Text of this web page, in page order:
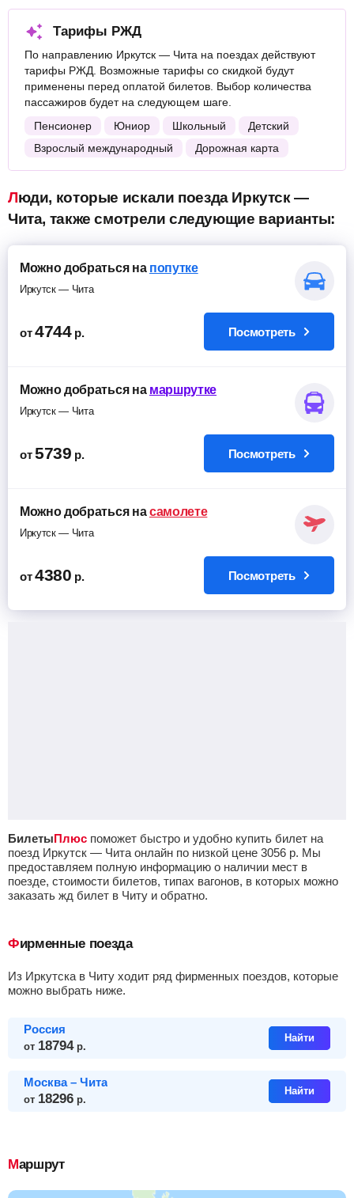
Тарифы РЖД
По направлению Иркутск — Чита на поездах действуют
тарифы РЖД. Возможные тарифы со скидкой будут
применены перед оплатой билетов. Выбор количества
пассажиров будет на следующем шаге.
Пенсионер
Юниор Школьный
Детский
Взрослый международный
Дорожная карта
Люди, которые искали поезда Иркутск —
Чита, также смотрели следующие варианты:
Можно добраться на попутке
Иркутск — Чита
от4744 р. Посмотреть
Можно добраться на маршрутке
Иркутск — Чита
от5739 р. Посмотреть
Можно добраться насамолете
Иркутск — Чита
от4380 р. Посмотреть
БилетыПлюс поможет быстро и удобно купить билет на
поезд Иркутск — Чита онлайн по низкой цене 3056 р. Мы
предоставляем полную информацию о наличии мест в
поезде, стоимости билетов, типах вагонов, в которых можно
заказать жд билет в Читу и обратно.
Фирменные поезда
из Иркутска в Читу ходит ряд фирменных поездов, которые
можно выбрать ниже.
Россия
от 18794 р.
Найти
Москва – Чита
от 18296 р.
Найти
Маршрут